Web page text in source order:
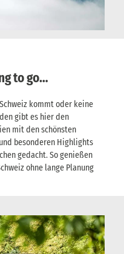
to go…
kommt oder keine
gibt es hier den
mit den schönsten
besonderen Highlights
gedacht. So genießen
ohne lange Planung